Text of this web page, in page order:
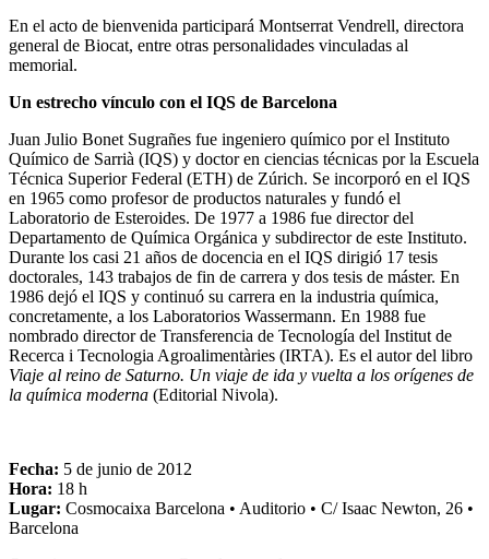
En el acto de bienvenida participará Montserrat Vendrell, directora
general de Biocat, entre otras personalidades vinculadas al
memorial.
Un estrecho vínculo con el IQS de Barcelona
Juan Julio Bonet Sugrañes fue ingeniero químico por el Instituto
Químico de Sarrià (IQS) y doctor en ciencias técnicas por la Escuela
Técnica Superior Federal (ETH) de Zúrich. Se incorporó en el IQS
en 1965 como profesor de productos naturales y fundó el
Laboratorio de Esteroides. De 1977 a 1986 fue director del
Departamento de Química Orgánica y subdirector de este Instituto.
Durante los casi 21 años de docencia en el IQS dirigió 17 tesis
doctorales, 143 trabajos de fin de carrera y dos tesis de máster. En
1986 dejó el IQS y continuó su carrera en la industria química,
concretamente, a los Laboratorios Wassermann. En 1988 fue
nombrado director de Transferencia de Tecnología del Institut de
Recerca i Tecnologia Agroalimentàries (IRTA). Es el autor del libro
Viaje al reino de Saturno. Un viaje de ida y vuelta a los orígenes de
la química moderna (Editorial Nivola).
Fecha: 5 de junio de 2012
Hora: 18 h
Lugar: Cosmocaixa Barcelona • Auditorio • C/ Isaac Newton, 26 •
Barcelona